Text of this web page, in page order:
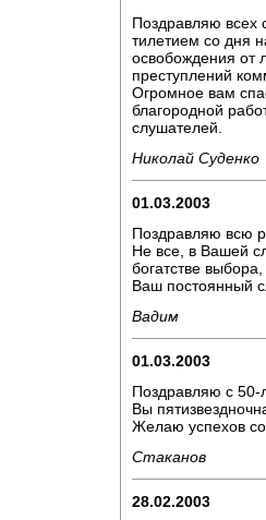
Поздравляю всех
тилетием со дня
освобождения от
преступлений
Огромное вам
благородной
слушателей.
Николай Суденко
01.03.2003
Поздравляю всю
Не все, в Вашей
богатстве
Ваш постоянный
Вадим
01.03.2003
Поздравляю с 50-
Вы
Желаю успехов
Стаканов
28.02.2003